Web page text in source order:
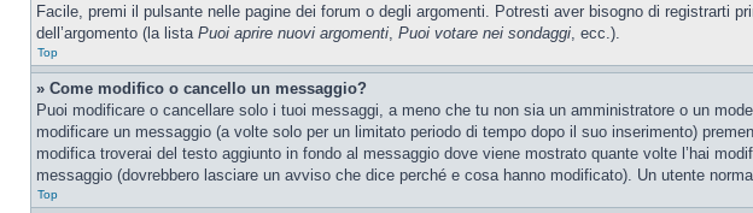
Facile, premi il pulsante nelle pagine dei forum o degli argomenti. Potresti aver bisogno di registrarti
dell’argomento (la lista Puoi aprire nuovi argomenti, Puoi votare nei sondaggi, ecc.).
Top
» Come modifico o cancello un messaggio?
Puoi modificare o cancellare solo i tuoi messaggi, a meno che tu non sia un amministratore o un
modificare un messaggio (a volte solo per un limitato periodo di tempo dopo il suo inserimento)
modifica troverai del testo aggiunto in fondo al messaggio dove viene mostrato quante volte l’hai
messaggio (dovrebbero lasciare un avviso che dice perché e cosa hanno modificato). Un utente
Top